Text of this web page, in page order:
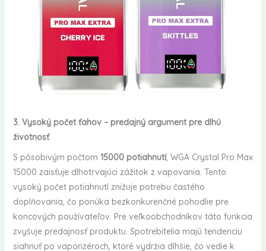
3. Vysoký počet ťahov – predajný argument pre dlhú
životnosť
S pôsobivým počtom 15000 potiahnutí, WGA Crystal Pro Max
15000 zaisťuje dlhotrvajúci zážitok z vapovania. Tento
vysoký počet potiahnutí znižuje potrebu častého
doplňovania, čo ponúka bezkonkurenčné pohodlie pre
koncových používateľov. Pre veľkoobchodníkov táto funkcia
zvyšuje predajnosť produktu. Spotrebitelia majú tendenciu
siahnuť po vaporizéroch, ktoré vydržia dlhšie, čo vedie k